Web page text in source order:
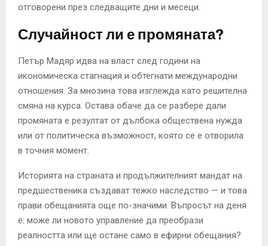
отговорени през следващите дни и месеци.
Случайност ли е промяната?
Петър Мадяр идва на власт след години на
икономическа стагнация и обтегнати международни
отношения. За мнозина това изглежда като решителна
смяна на курса. Остава обаче да се разбере дали
промяната е резултат от дълбока обществена нужда
или от политическа възможност, която се е отворила
в точния момент.
Историята на страната и продължителният мандат на
предшественика създават тежко наследство — и това
прави обещанията още по-значими. Въпросът на деня
е: може ли новото управление да преобрази
реалността или ще остане само в ефирни обещания?